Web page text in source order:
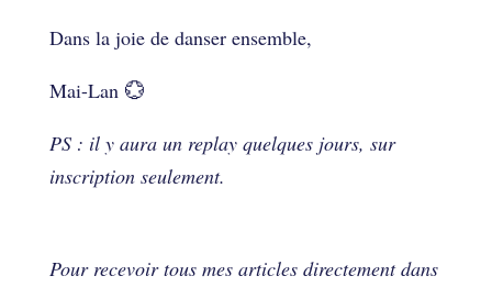
Dans la joie de danser ensemble,
Mai-Lan 💮
PS : il y aura un replay quelques jours, sur
inscription seulement.
Pour recevoir tous mes articles directement dans